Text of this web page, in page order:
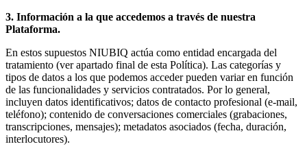
3. Información a la que accedemos a través de nuestra
Plataforma.
En estos supuestos NIUBIQ actúa como entidad encargada del
tratamiento (ver apartado final de esta Política). Las categorías y
tipos de datos a los que podemos acceder pueden variar en función
de las funcionalidades y servicios contratados. Por lo general,
incluyen datos identificativos; datos de contacto profesional (e-mail,
teléfono); contenido de conversaciones comerciales (grabaciones,
transcripciones, mensajes); metadatos asociados (fecha, duración,
interlocutores).